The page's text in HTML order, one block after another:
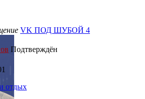
VK ПОД ШУБОЙ 4
Подтверждён
отдых